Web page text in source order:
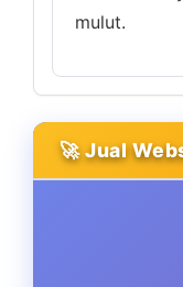
mulut.
🚀 Jual